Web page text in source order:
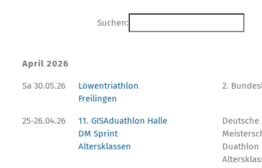
Suchen:
April 2026
Sa 30.05.26
Löwentriathlon
Freilingen
2.
25-26.04.26
11. GISAduathlon Halle
DM Sprint
Altersklassen
Deutsche
Duathlon